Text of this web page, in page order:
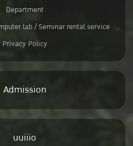
Department
lab / Seminar rental service
Privacy Policy
Admission
uuiiio